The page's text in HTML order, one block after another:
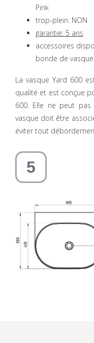
Pink
trop-plein: NON
garantie: 5 ans
accessoires
bonde de
La vasque Yard 600
qualité et est conçue
600. Elle ne peut
vasque doit être
éviter tout